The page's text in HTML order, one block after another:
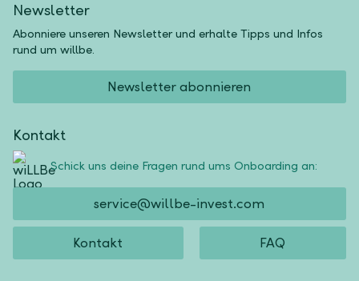
Newsletter
Abonniere unseren Newsletter und erhalte Tipps und Infos
rund um willbe.
Newsletter abonnieren
Kontakt
Schick uns deine Fragen rund ums Onboarding an:
service@willbe-invest.com
Kontakt FAQ